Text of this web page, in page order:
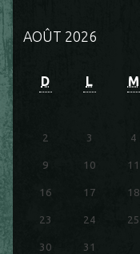
AOÛT 2026
D L M
2 3 4
9 10 11
16 17 18
23 24 25
30 31